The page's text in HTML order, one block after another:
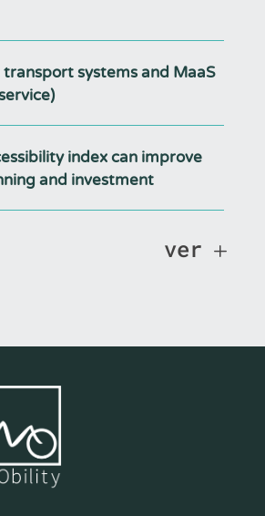
transport systems and MaaS
index can improve
and investment
ver